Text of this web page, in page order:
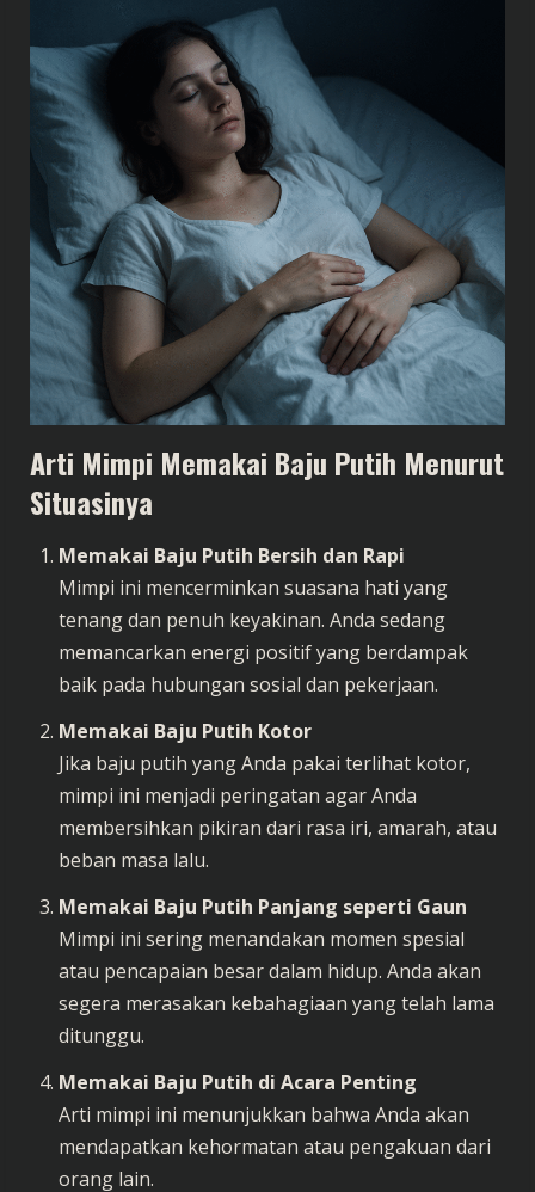
Arti Mimpi Memakai Baju Putih Menurut
Situasinya
Memakai Baju Putih Bersih dan Rapi
Mimpi ini mencerminkan suasana hati yang
tenang dan penuh keyakinan. Anda sedang
memancarkan energi positif yang berdampak
baik pada hubungan sosial dan pekerjaan.
Memakai Baju Putih Kotor
Jika baju putih yang Anda pakai terlihat kotor,
mimpi ini menjadi peringatan agar Anda
membersihkan pikiran dari rasa iri, amarah, atau
beban masa lalu.
Memakai Baju Putih Panjang seperti Gaun
Mimpi ini sering menandakan momen spesial
atau pencapaian besar dalam hidup. Anda akan
segera merasakan kebahagiaan yang telah lama
ditunggu.
Memakai Baju Putih di Acara Penting
Arti mimpi ini menunjukkan bahwa Anda akan
mendapatkan kehormatan atau pengakuan dari
orang lain.